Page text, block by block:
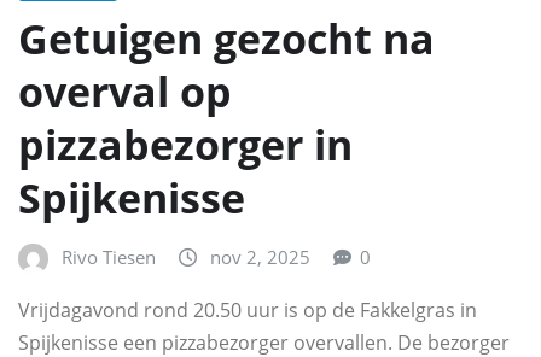
Getuigen gezocht na
overval op
pizzabezorger in
Spijkenisse
Rivo Tiesen nov 2, 2025 0
Vrijdagavond rond 20.50 uur is op de Fakkelgras in
Spijkenisse een pizzabezorger overvallen. De bezorger